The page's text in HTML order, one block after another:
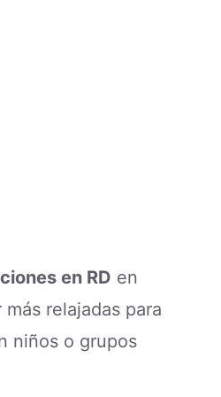
en RD en
relajadas para
niños o grupos